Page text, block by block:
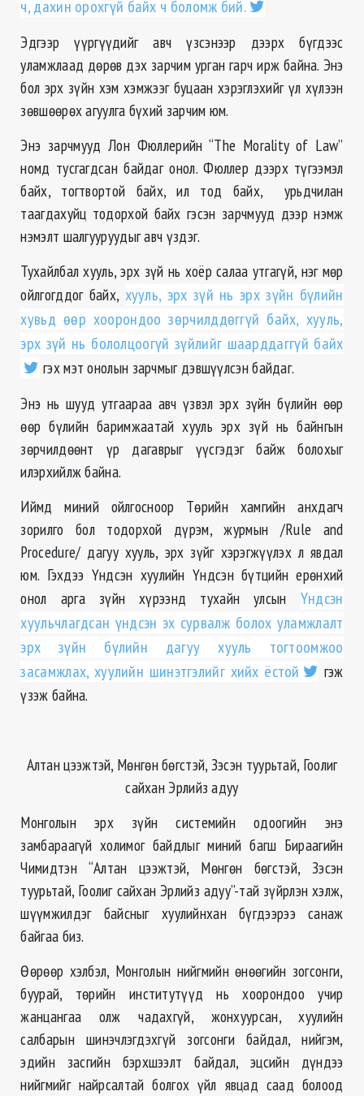
ч, дахин орохгүй байх ч боломж бий.
Эдгээр үүргүүдийг авч үзсэнээр дээрх бүгдээс
уламжлаад дөрөв дэх зарчим урган гарч ирж байна. Энэ
бол эрх зүйн хэм хэмжээг буцаан хэрэглэхийг үл хүлээн
зөвшөөрөх агуулга бүхий зарчим юм.
Энэ зарчмууд Лон Фюллерийн “The Мorality of Law”
номд тусгагдсан байдаг онол. Фюллер дээрх түгээмэл
байх, тогтвортой байх, ил тод байх, урьдчилан
таагдахуйц тодорхой байх гэсэн зарчмууд дээр нэмж
нэмэлт шалгууруудыг авч үздэг.
Тухайлбал хууль, эрх зүй нь хоёр салаа утгагүй, нэг мөр
ойлгогддог байх, хууль, эрх зүй нь эрх зүйн бүлийн
хувьд өөр хоорондоо зөрчилддөггүй байх, хууль,
эрх зүй нь бололцоогүй зүйлийг шаарддаггүй байх
гэх мэт онолын зарчмыг дэвшүүлсэн байдаг.
Энэ нь шууд утгаараа авч үзвэл эрх зүйн бүлийн өөр
өөр бүлийн баримжаатай хууль эрх зүй нь байнгын
зөрчилдөөнт үр дагаврыг үүсгэдэг байж болохыг
илэрхийлж байна.
Иймд миний ойлгосноор Төрийн хамгийн анхдагч
зорилго бол тодорхой дүрэм, журмын /Rule and
Procedure/ дагуу хууль, эрх зүйг хэрэгжүүлэх л явдал
юм. Гэхдээ Үндсэн хуулийн Үндсэн бүтцийн ерөнхий
онол арга зүйн хүрээнд тухайн улсын Үндсэн
хуульчлагдсан үндсэн эх сурвалж болох уламжлалт
эрх зүйн бүлийн дагуу хууль тогтоомжоо
засамжлах, хуулийн шинэтгэлийг хийх ёстой
гэж
үзэж байна.
Алтан цээжтэй, Мөнгөн бөгстэй, Зэсэн туурьтай, Гоолиг
сайхан Эрлийз адуу
Монголын эрх зүйн системийн одоогийн энэ
замбараагүй холимог байдлыг миний багш Бираагийн
Чимидтэн “Алтан цээжтэй, Мөнгөн бөгстэй, Зэсэн
туурьтай, Гоолиг сайхан Эрлийз адуу”-тай зүйрлэн хэлж,
шүүмжилдэг байсныг хуулийнхан бүгдээрээ санаж
байгаа биз.
Өөрөөр хэлбэл, Монголын нийгмийн өнөөгийн зогсонги,
буурай, төрийн институтүүд нь хоорондоо учир
жанцангаа олж чадахгүй, жонхуурсан, хуулийн
салбарын шинэчлэгдэхгүй зогсонги байдал, нийгэм,
эдийн засгийн бэрхшээлт байдал, эцсийн дүндээ
нийгмийг найрсалтай болгох үйл явцад саад болоод